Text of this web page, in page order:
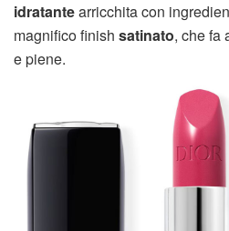
idratantearricchita con
magnifico finish satinato, che fa
e piene.